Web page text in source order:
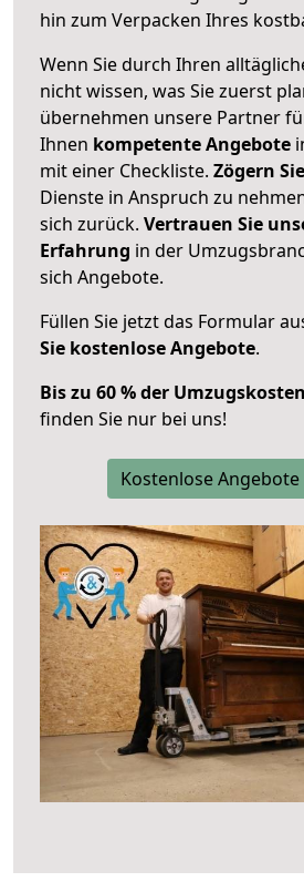
hin zum Verpacken Ihres
Wenn Sie durch Ihren
nicht wissen, was Sie zuerst
übernehmen unsere Partner
Ihnen kompetente Angebote
mit einer Checkliste. Zögern
Dienste in Anspruch zu
sich zurück. Vertrauen Sie
Erfahrung in der
sich Angebote.
Füllen Sie jetzt das Formular
Sie kostenlose Angebote.
Bis zu 60 % der
finden Sie nur bei uns!
Kostenlose